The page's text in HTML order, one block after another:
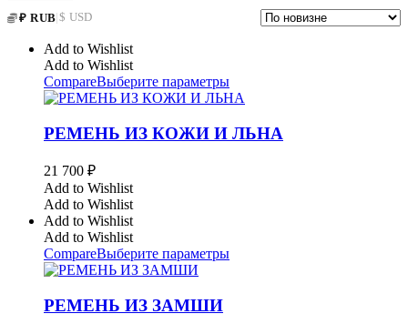
₽ RUB|$ USD
Add to Wishlist
Add to Wishlist
CompareВыберите параметры
РЕМЕНЬ ИЗ КОЖИ И ЛЬНА
21 700 ₽
Add to Wishlist
Add to Wishlist
Add to Wishlist
Add to Wishlist
CompareВыберите параметры
РЕМЕНЬ ИЗ ЗАМШИ